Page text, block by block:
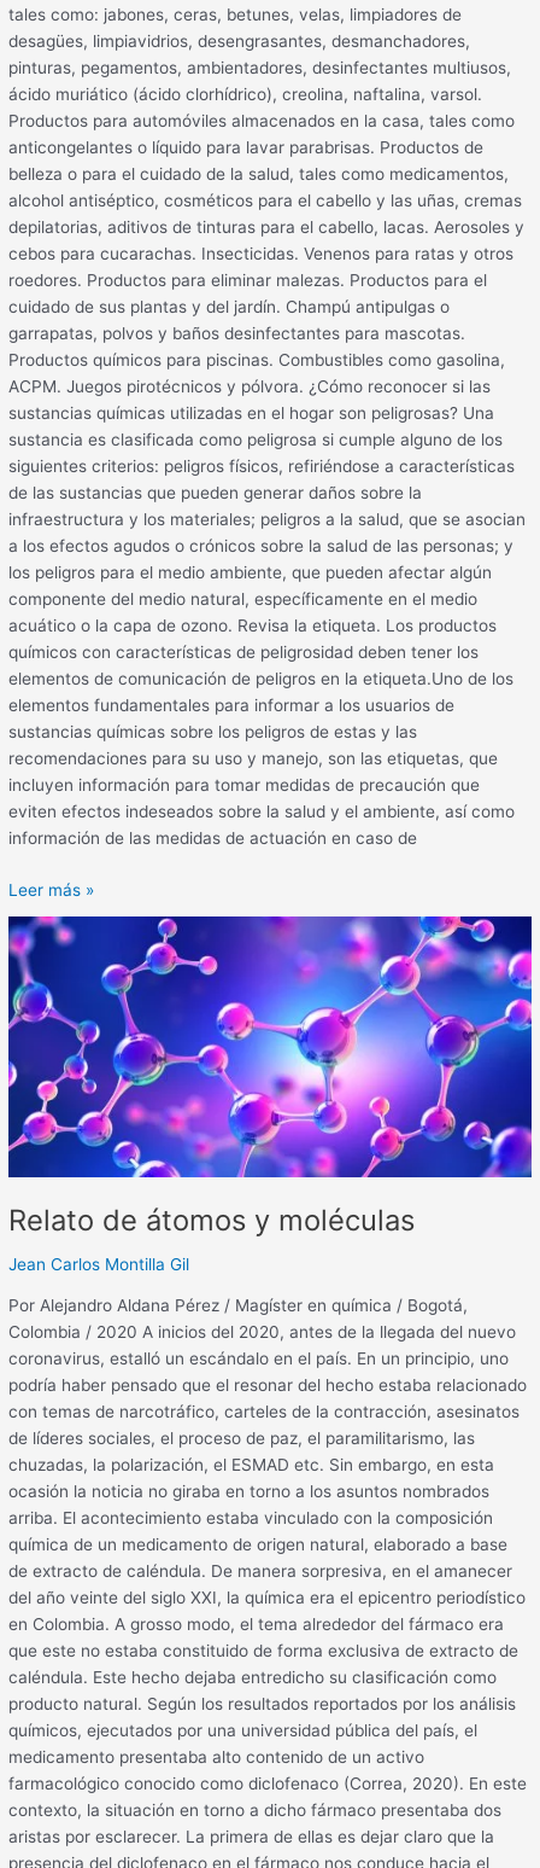
tales como: jabones, ceras, betunes, velas, limpiadores de
desagües, limpiavidrios, desengrasantes, desmanchadores,
pinturas, pegamentos, ambientadores, desinfectantes multiusos,
ácido muriático (ácido clorhídrico), creolina, naftalina, varsol.
Productos para automóviles almacenados en la casa, tales como
anticongelantes o líquido para lavar parabrisas. Productos de
belleza o para el cuidado de la salud, tales como medicamentos,
alcohol antiséptico, cosméticos para el cabello y las uñas, cremas
depilatorias, aditivos de tinturas para el cabello, lacas. Aerosoles y
cebos para cucarachas. Insecticidas. Venenos para ratas y otros
roedores. Productos para eliminar malezas. Productos para el
cuidado de sus plantas y del jardín. Champú antipulgas o
garrapatas, polvos y baños desinfectantes para mascotas.
Productos químicos para piscinas. Combustibles como gasolina,
ACPM. Juegos pirotécnicos y pólvora. ¿Cómo reconocer si las
sustancias químicas utilizadas en el hogar son peligrosas? Una
sustancia es clasificada como peligrosa si cumple alguno de los
siguientes criterios: peligros físicos, refiriéndose a características
de las sustancias que pueden generar daños sobre la
infraestructura y los materiales; peligros a la salud, que se asocian
a los efectos agudos o crónicos sobre la salud de las personas; y
los peligros para el medio ambiente, que pueden afectar algún
componente del medio natural, específicamente en el medio
acuático o la capa de ozono. Revisa la etiqueta. Los productos
químicos con características de peligrosidad deben tener los
elementos de comunicación de peligros en la etiqueta.Uno de los
elementos fundamentales para informar a los usuarios de
sustancias químicas sobre los peligros de estas y las
recomendaciones para su uso y manejo, son las etiquetas, que
incluyen información para tomar medidas de precaución que
eviten efectos indeseados sobre la salud y el ambiente, así como
información de las medidas de actuación en caso de
Leer más »
Relato de átomos y moléculas
Jean Carlos Montilla Gil
Por Alejandro Aldana Pérez / Magíster en química / Bogotá,
Colombia / 2020 A inicios del 2020, antes de la llegada del nuevo
coronavirus, estalló un escándalo en el país. En un principio, uno
podría haber pensado que el resonar del hecho estaba relacionado
con temas de narcotráfico, carteles de la contracción, asesinatos
de líderes sociales, el proceso de paz, el paramilitarismo, las
chuzadas, la polarización, el ESMAD etc. Sin embargo, en esta
ocasión la noticia no giraba en torno a los asuntos nombrados
arriba. El acontecimiento estaba vinculado con la composición
química de un medicamento de origen natural, elaborado a base
de extracto de caléndula. De manera sorpresiva, en el amanecer
del año veinte del siglo XXI, la química era el epicentro periodístico
en Colombia. A grosso modo, el tema alrededor del fármaco era
que este no estaba constituido de forma exclusiva de extracto de
caléndula. Este hecho dejaba entredicho su clasificación como
producto natural. Según los resultados reportados por los análisis
químicos, ejecutados por una universidad pública del país, el
medicamento presentaba alto contenido de un activo
farmacológico conocido como diclofenaco (Correa, 2020). En este
contexto, la situación en torno a dicho fármaco presentaba dos
aristas por esclarecer. La primera de ellas es dejar claro que la
presencia del diclofenaco en el fármaco nos conduce hacia el
Relato
de
átomos
y
moléculas